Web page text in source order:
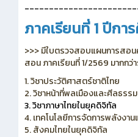
ภาคเรียนที่ 1 ปีกา
>>> มีใบตรวจสอบแผนการสอ
สอน ภาคเรียนที่ 1/2569 มากกว่
1. วิชาประวัติศาสตร์ชาติไทย
2. วิชาหน้าที่พลเมืองและศีลธรรม
3. วิชาภาษาไทยในยุคดิจิทัล
4. เทคโนโลยีการจัดการพลังงา
5. สังคมไทยในยุคดิจิทัล